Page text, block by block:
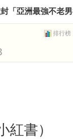
「亞洲最強不老
排行榜